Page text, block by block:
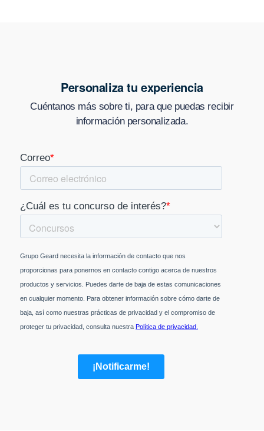
Personaliza tu experiencia
Cuéntanos más sobre ti, para que puedas recibir
información personalizada.